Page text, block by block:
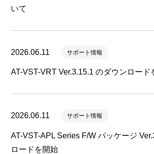
いて
2026.06.11 サポート情報
AT-VST-VRT Ver.3.15.1 のダウンロード
2026.06.11 サポート情報
AT-VST-APL Series F/W パッケージ
ロードを開始